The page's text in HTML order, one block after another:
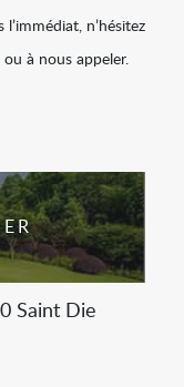
n’hésitez
à nous appeler.
Saint Die